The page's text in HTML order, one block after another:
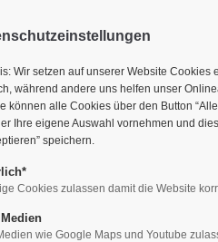
UNTERNEHMEN
Summit in Augsburg. 11. +.
2024
Wir setzen auf unserer Website Cookies
während andere uns helfen unser
können alle Cookies über den Button
Ihre eigene Auswahl vornehmen und
speichern.
Cookies zulassen damit die Website
wie Google Maps und Youtube